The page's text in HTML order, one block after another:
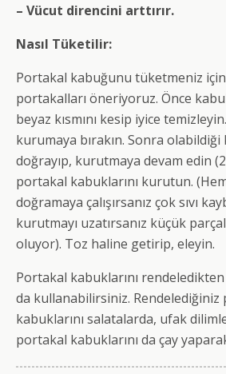
– Vücut direncini arttırır.
Nasıl Tüketilir:
Portakal kabuğunu tüketmeniz
portakalları öneriyoruz. Önce
beyaz kısmını kesip iyice
kurumaya bırakın. Sonra olabildiği
doğrayıp, kurutmaya devam edin
portakal kabuklarını kurutun.
doğramaya çalışırsanız çok sıvı
kurutmayı uzatırsanız küçük
oluyor). Toz haline getirip, eleyin.
Portakal kabuklarını
da kullanabilirsiniz. Rendelediğiniz
kabuklarını salatalarda, ufak
portakal kabuklarını da çay